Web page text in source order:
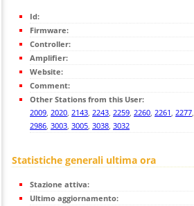
Id:
Firmware:
Controller:
Amplifier:
Website:
Comment:
Other Stations from this User:
2009, 2020, 2143, 2243, 2259, 2260, 2261, 2277
2986, 3003, 3005, 3038, 3032
Statistiche generali ultima ora
Stazione attiva:
Ultimo aggiornamento: